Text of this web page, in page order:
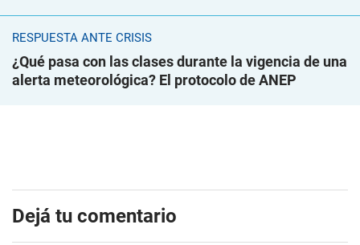
RESPUESTA ANTE CRISIS
¿Qué pasa con las clases durante la vigencia de una
alerta meteorológica? El protocolo de ANEP
Dejá tu comentario